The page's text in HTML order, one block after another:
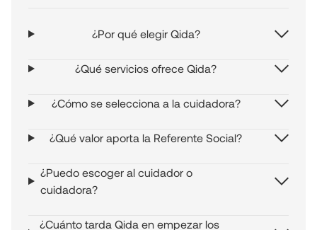
¿Por qué elegir Qida?
¿Qué servicios ofrece Qida?
¿Cómo se selecciona a la cuidadora?
¿Qué valor aporta la Referente Social?
¿Puedo escoger al cuidador o
cuidadora?
¿Cuánto tarda Qida en empezar los